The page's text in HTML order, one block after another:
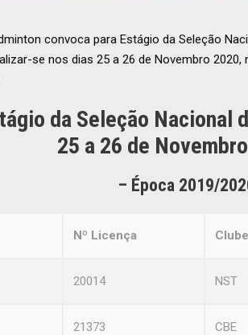
convoca para Estágio da Seleção
se nos dias 25 a 26 de Novembro
da Seleção Nacional
25 a 26 de
– Época 2019/
Nº Licença Clube
20014 NST
21373 CBE